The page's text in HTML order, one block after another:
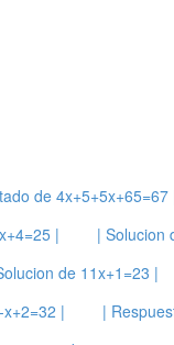
de 4x+5+5x+65=67
|
| Solucion
de 11x+1=23 |
|
|